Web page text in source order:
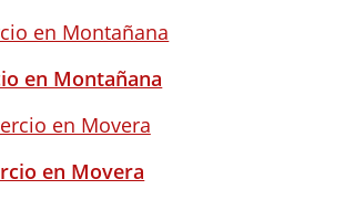
en Montañana
en Movera